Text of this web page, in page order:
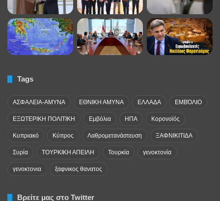
Tags
ΑΣΦΑΛΕΙΑ-ΑΜΥΝΑ ΕΘΝΙΚΗ ΑΜΥΝΑ ΕΛΛΑΔΑ ΕΜΒΌΛΙΟ
ΕΞΩΤΕΡΙΚΗ ΠΟΛΙΤΙΚΗ Εμβόλια ΗΠΑ Κορονοϊός
Κυπριακό Κύπρος Λαθρομετανάστευση ΞΑΦΝΙΚΙΤΙΔΑ
Συρία ΤΟΥΡΚΙΚΗ ΑΠΕΙΛΗ Τουρκία γενοκτονία
γενοκτονια ξαφνικος θανατος
Βρείτε μας στο Twitter